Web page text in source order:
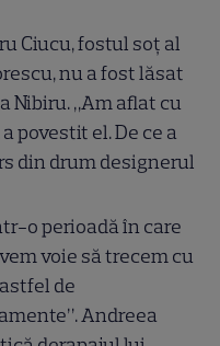
Ciucu, fostul soț al
nu a fost lăsat
Nibiru. „Am aflat cu
povestit el. De ce a
din drum designerul
o perioadă în care
voie să trecem cu
de
Andreea